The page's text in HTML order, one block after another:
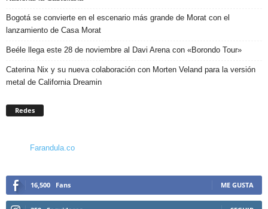
Bogotá se convierte en el escenario más grande de Morat con el
lanzamiento de Casa Morat
Beéle llega este 28 de noviembre al Davi Arena con «Borondo Tour»
Caterina Nix y su nueva colaboración con Morten Veland para la versión
metal de California Dreamin
Redes
Farandula.co
16,500 Fans ME GUSTA